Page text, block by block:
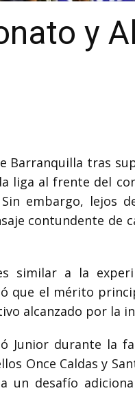
y
Barranquilla tras
liga al frente del
embargo, lejos
contundente de
similar a la
que el mérito
alcanzado por la
durante la
Once Caldas y
un desafío